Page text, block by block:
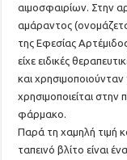
αιμοσφαιρίων. Στην
αμάραντος
της Εφεσίας
είχε ειδικές
και
χρησιμοποιείται
φάρμακο.
Παρά τη χαμηλή τιμή
ταπεινό βλίτο είναι